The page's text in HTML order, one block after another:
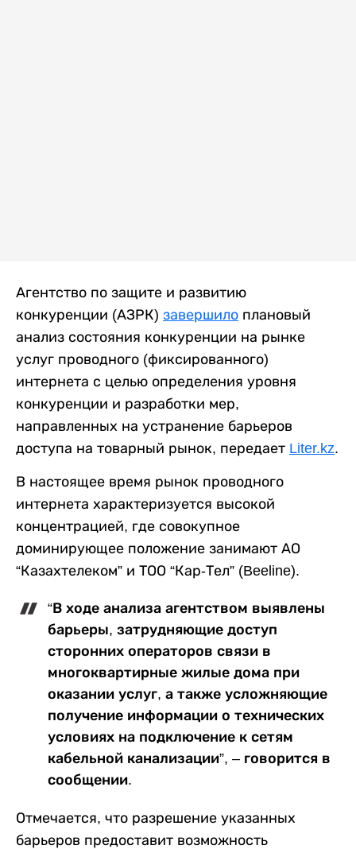
Агентство по защите и развитию
конкуренции (АЗРК) завершило плановый
анализ состояния конкуренции на рынке
услуг проводного (фиксированного)
интернета с целью определения уровня
конкуренции и разработки мер,
направленных на устранение барьеров
доступа на товарный рынок, передает Liter.kz.
В настоящее время рынок проводного
интернета характеризуется высокой
концентрацией, где совокупное
доминирующее положение занимают АО
“Казахтелеком” и ТОО “Кар-Тел” (Beeline).
“В ходе анализа агентством выявлены
барьеры, затрудняющие доступ
сторонних операторов связи в
многоквартирные жилые дома при
оказании услуг, а также усложняющие
получение информации о технических
условиях на подключение к сетям
кабельной канализации”, – говорится в
сообщении.
Отмечается, что разрешение указанных
барьеров предоставит возможность